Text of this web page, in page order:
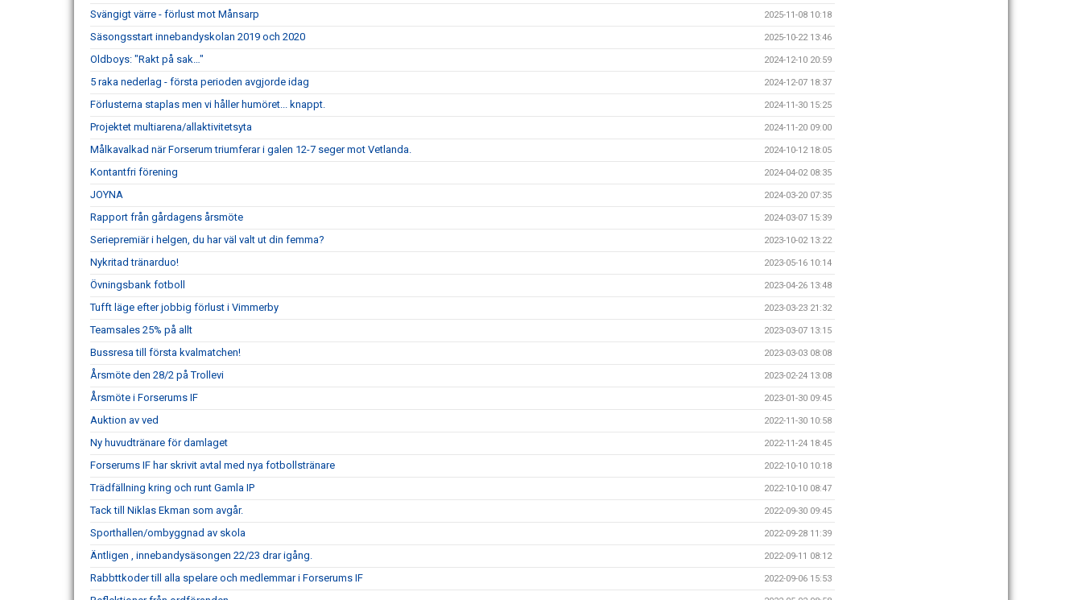
Svängigt värre - förlust mot Månsarp 2025-11-08 10:18
Säsongsstart innebandyskolan 2019 och 2020 2025-10-22 13:46
Oldboys: "Rakt på sak…" 2024-12-10 20:59
5 raka nederlag - första perioden avgjorde idag 2024-12-07 18:37
Förlusterna staplas men vi håller humöret... knappt. 2024-11-30 15:25
Projektet multiarena/allaktivitetsyta 2024-11-20 09:00
Målkavalkad när Forserum triumferar i galen 12-7 seger mot Vetlanda. 2024-10-12 18:05
Kontantfri förening 2024-04-02 08:35
JOYNA 2024-03-20 07:35
Rapport från gårdagens årsmöte 2024-03-07 15:39
Seriepremiär i helgen, du har väl valt ut din femma? 2023-10-02 13:22
Nykritad tränarduo! 2023-05-16 10:14
Övningsbank fotboll 2023-04-26 13:48
Tufft läge efter jobbig förlust i Vimmerby 2023-03-23 21:32
Teamsales 25% på allt 2023-03-07 13:15
Bussresa till första kvalmatchen! 2023-03-03 08:08
Årsmöte den 28/2 på Trollevi 2023-02-24 13:08
Årsmöte i Forserums IF 2023-01-30 09:45
Auktion av ved 2022-11-30 10:58
Ny huvudtränare för damlaget 2022-11-24 18:45
Forserums IF har skrivit avtal med nya fotbollstränare 2022-10-10 10:18
Trädfällning kring och runt Gamla IP 2022-10-10 08:47
Tack till Niklas Ekman som avgår. 2022-09-30 09:45
Sporthallen/ombyggnad av skola 2022-09-28 11:39
Äntligen , innebandysäsongen 22/23 drar igång. 2022-09-11 08:12
Rabbttkoder till alla spelare och medlemmar i Forserums IF 2022-09-06 15:53